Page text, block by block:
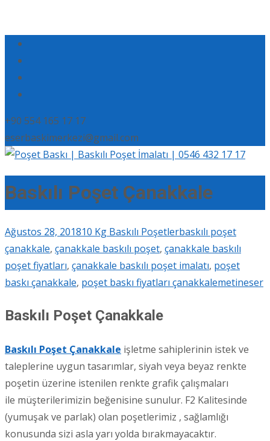
+90 554 165 17 17
eserbaskimerkezi@gmail.com
Baskılı Poşet Çanakkale
Ağustos 28, 201810 Kg Baskılı Poşetlerbaskılı poşet
çanakkale, çanakkale baskılı poşet, çanakkale baskılı
poşet fiyatları, çanakkale baskılı poşet imalatı, poşet
baskı çanakkale, poşet baskı fiyatları çanakkalemetineser
Baskılı Poşet Çanakkale
Baskılı Poşet Çanakkale işletme sahiplerinin istek ve
taleplerine uygun tasarımlar, siyah veya beyaz renkte
poşetin üzerine istenilen renkte grafik çalışmaları
ile müşterilerimizin beğenisine sunulur. F2 Kalitesinde
(yumuşak ve parlak) olan poşetlerimiz , sağlamlığı
konusunda sizi asla yarı yolda bırakmayacaktır.